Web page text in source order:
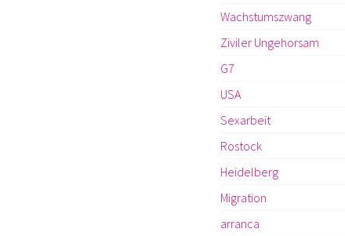
Wachstumszwang
Ziviler Ungehorsam
G7
USA
Sexarbeit
Rostock
Heidelberg
Migration
arranca